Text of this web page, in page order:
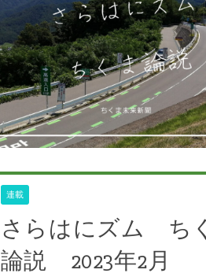
連載
さらはにズム ち
論説 2023年2月